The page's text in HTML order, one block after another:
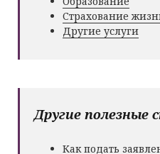
Страхование
Другие услуги
Другие полезные
Как подать